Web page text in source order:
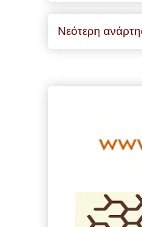
Νεότερη